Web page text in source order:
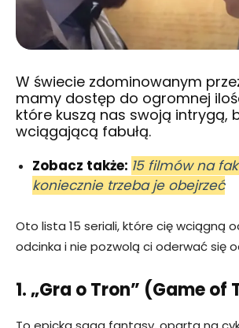
W świecie zdominowanym
mamy dostęp do ogromnej
które kuszą nas swoją intrygą,
wciągającą fabułą.
Zobacz także: 15 filmów na
koniecznie trzeba je obejrzeć
Oto lista 15 seriali, które cię wciągną
odcinka i nie pozwolą ci oderwać się
1. „Gra o Tron” (Game of